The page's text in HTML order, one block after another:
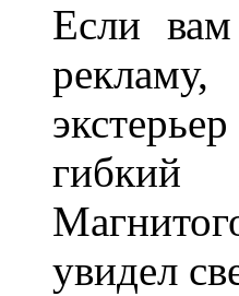
Если
гибкий
увидел